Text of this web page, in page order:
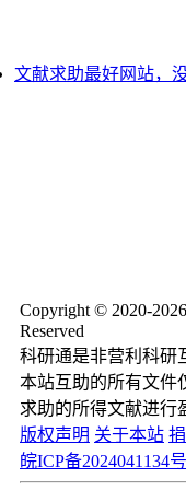
文献求助最好网站，
Copyright © 2020-
Reserved
科研通是非营利科研
本站互助的所有文件
求助的所得文献进行
版权声明 关于本站
皖ICP备2024041134